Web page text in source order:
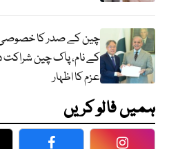
چین کے صدر کا خصوصی
کے نام، پاک چین
عزم کا اظہار
ہمیں فالو کریں